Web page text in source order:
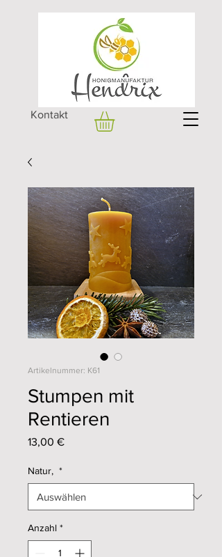
Kontakt
Artikelnummer: K61
Stumpen mit
Rentieren
13,00 €Preis
Natur, *
Anzahl *